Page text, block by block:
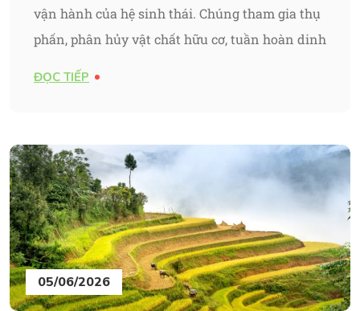
vận hành của hệ sinh thái. Chúng tham gia thụ
phấn, phân hủy vật chất hữu cơ, tuần hoàn dinh
ĐỌC TIẾP
05/06/2026